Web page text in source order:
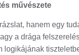
művészete
hanem egy
a drága
logikájának